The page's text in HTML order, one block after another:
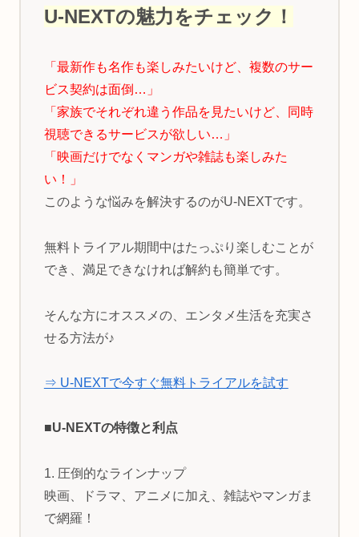
U-NEXTの魅力をチェック！
「最新作も名作も楽しみたいけど、複数のサー
ビス契約は面倒…」
「家族でそれぞれ違う作品を見たいけど、同時
視聴できるサービスが欲しい…」
「映画だけでなくマンガや雑誌も楽しみた
い！」
このような悩みを解決するのがU-NEXTです。
無料トライアル期間中はたっぷり楽しむことが
でき、満足できなければ解約も簡単です。
そんな方にオススメの、エンタメ生活を充実さ
せる方法が♪
⇒ U-NEXTで今すぐ無料トライアルを試す
■U-NEXTの特徴と利点
1. 圧倒的なラインナップ
映画、ドラマ、アニメに加え、雑誌やマンガま
で網羅！